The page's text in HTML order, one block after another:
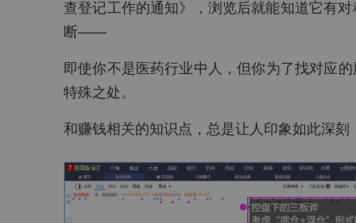
查登记工作的通知》，浏览后就能知道它有
断——
即使你不是医药行业中人，但你为了找对应
特殊之处。
和赚钱相关的知识点，总是让人印象如此深